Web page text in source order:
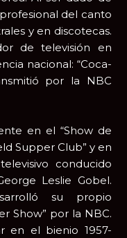
del canto
y en discotecas.
de televisión en
nacional: “Coca-
por la NBC
en el “Show de
Supper Club” y en
conducido
Leslie Gobel.
su propio
Show” por la NBC.
en el bienio 1957-